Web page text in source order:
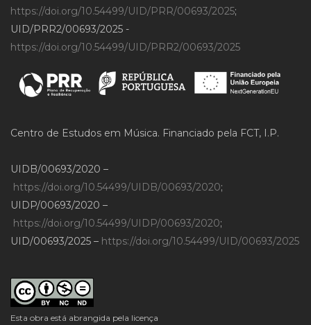
https://doi.org/10.54499/UID/PRR/00693/2025;
UID/PRR2/00693/2025 -
https://doi.org/10.54499/UID/PRR2/00693/2025
Centro de Estudos em Música. Financiado pela FCT, I.P.
UIDB/00693/2020 –
https://doi.org/10.54499/UIDB/00693/2020;
UIDP/00693/2020 –
https://doi.org/10.54499/UIDP/00693/2020;
UID/00693/2025 – https://doi.org/10.54499/UID/00693/2025
Esta obra está abrangida pela licença